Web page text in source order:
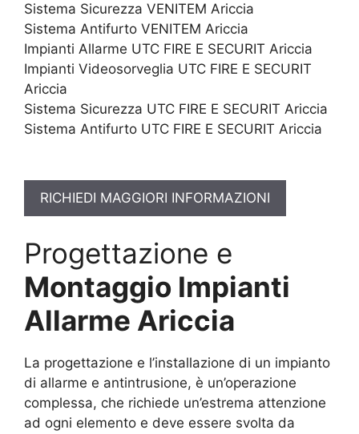
Sistema Sicurezza VENITEM Ariccia
Sistema Antifurto VENITEM Ariccia
Impianti Allarme UTC FIRE E SECURIT Ariccia
Impianti Videosorveglia UTC FIRE E SECURIT
Ariccia
Sistema Sicurezza UTC FIRE E SECURIT Ariccia
Sistema Antifurto UTC FIRE E SECURIT Ariccia
RICHIEDI MAGGIORI INFORMAZIONI
Progettazione e
Montaggio Impianti
Allarme Ariccia
La progettazione e l’installazione di un impianto
di allarme e antintrusione, è un’operazione
complessa, che richiede un’estrema attenzione
ad ogni elemento e deve essere svolta da